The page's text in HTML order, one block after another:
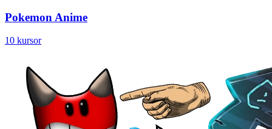
Pokemon Anime
10 kursor